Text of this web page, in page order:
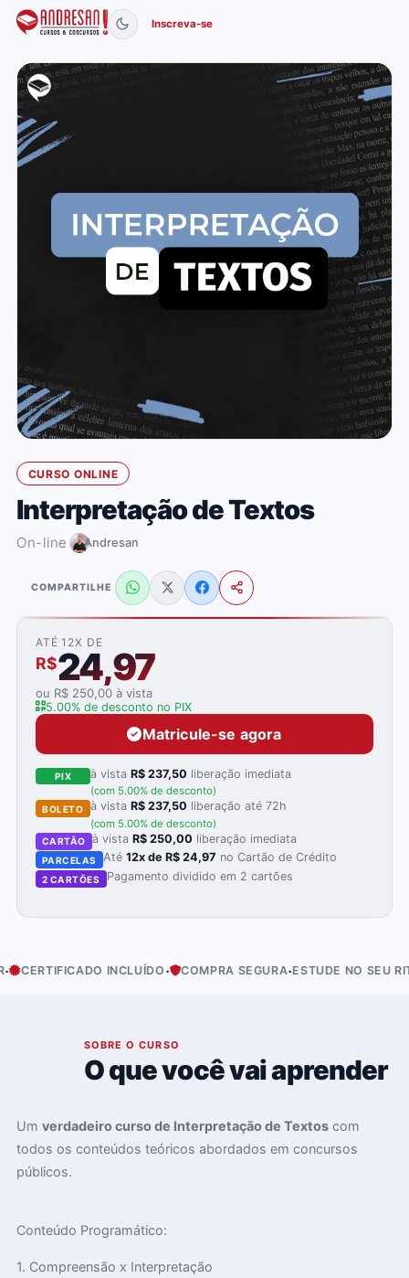
Inscreva-se
CURSO ONLINE
Interpretação de Textos
On-line Andresan
COMPARTILHE
ATÉ 12X DE
R$24,97
ou R$ 250,00 à vista
5.00% de desconto no PIX
Matricule-se agora
PIX à vistaR$ 237,50 liberação imediata
(com 5.00% de desconto)
BOLETO à vistaR$ 237,50 liberação até 72h
(com 5.00% de desconto)
CARTÃO à vista R$ 250,00 liberação imediata
PARCELAS Até12x de R$ 24,97 no Cartão de Crédito
2 CARTÕES Pagamento dividido em 2 cartões
INCLUÍDO· COMPRA SEGURA·ESTUDE NO SEU RITMO
SOBRE O CURSO
O que você vai aprender
Um verdadeiro curso de Interpretação de Textoscom
todos os conteúdos teóricos abordados em concursos
públicos.
Conteúdo Programático:
1. Compreensão x Interpretação